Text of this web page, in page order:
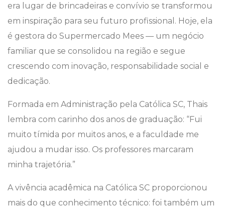
era lugar de brincadeiras e convívio se transformou
em inspiração para seu futuro profissional. Hoje, ela
é gestora do Supermercado Mees — um negócio
familiar que se consolidou na região e segue
crescendo com inovação, responsabilidade social e
dedicação.
Formada em Administração pela Católica SC, Thais
lembra com carinho dos anos de graduação: “Fui
muito tímida por muitos anos, e a faculdade me
ajudou a mudar isso. Os professores marcaram
minha trajetória.”
A vivência acadêmica na Católica SC proporcionou
mais do que conhecimento técnico: foi também um